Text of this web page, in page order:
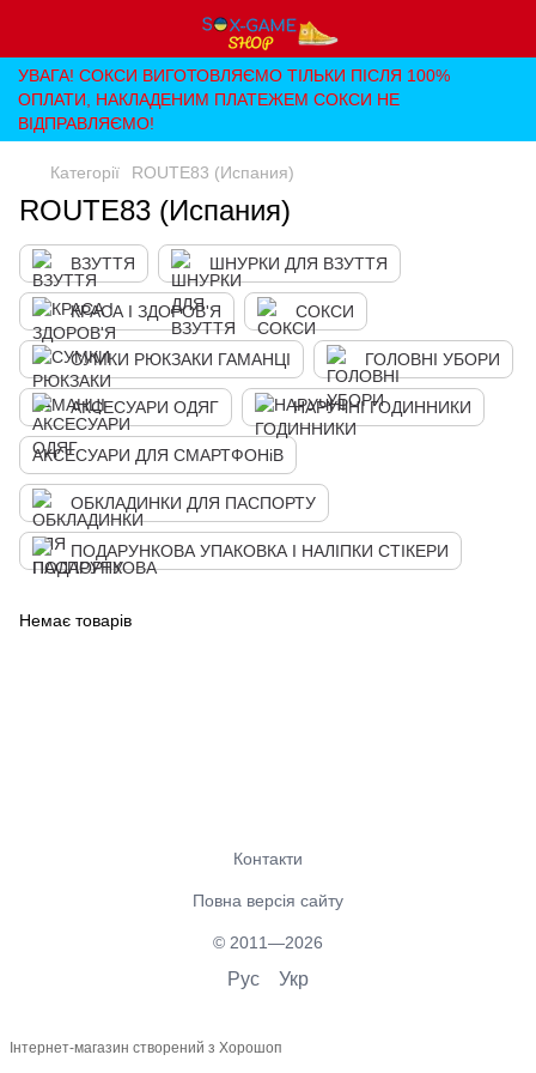
УВАГА! СОКСИ ВИГОТОВЛЯЄМО ТІЛЬКИ ПІСЛЯ 100%
ОПЛАТИ, НАКЛАДЕНИМ ПЛАТЕЖЕМ СОКСИ НЕ
ВІДПРАВЛЯЄМО!
Категорії ROUTE83 (Испания)
ROUTE83 (Испания)
ВЗУТТЯ ШНУРКИ ДЛЯ ВЗУТТЯ
КРАСА І ЗДОРОВ'Я СОКСИ
СУМКИ РЮКЗАКИ ГАМАНЦІ ГОЛОВНІ УБОРИ
АКСЕСУАРИ ОДЯГ НАРУЧНІ ГОДИННИКИ
АКСЕСУАРИ ДЛЯ СМАРТФОНіВ
ОБКЛАДИНКИ ДЛЯ ПАСПОРТУ
ПОДАРУНКОВА УПАКОВКА І НАЛІПКИ СТІКЕРИ
Немає товарів
Контакти
Повна версія сайту
© 2011—2026
Рус Укр
Інтернет-магазин створений з Хорошоп